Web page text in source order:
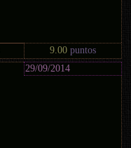
9.00 puntos
29/09/2014